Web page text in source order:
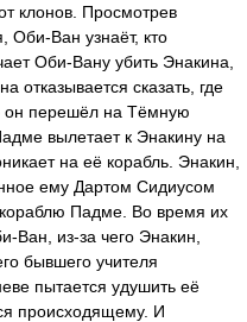
клонов. Просмотрев
Оби-Ван узнаёт, кто
Оби-Вану убить Энакина,
отказывается сказать, где
он перешёл на Тёмную
вылетает к Энакину на
на её корабль. Энакин,
ему Дартом Сидиусом
Падме. Во время их
Ван, из-за чего Энакин,
бывшего учителя
пытается удушить её
происходящему. И